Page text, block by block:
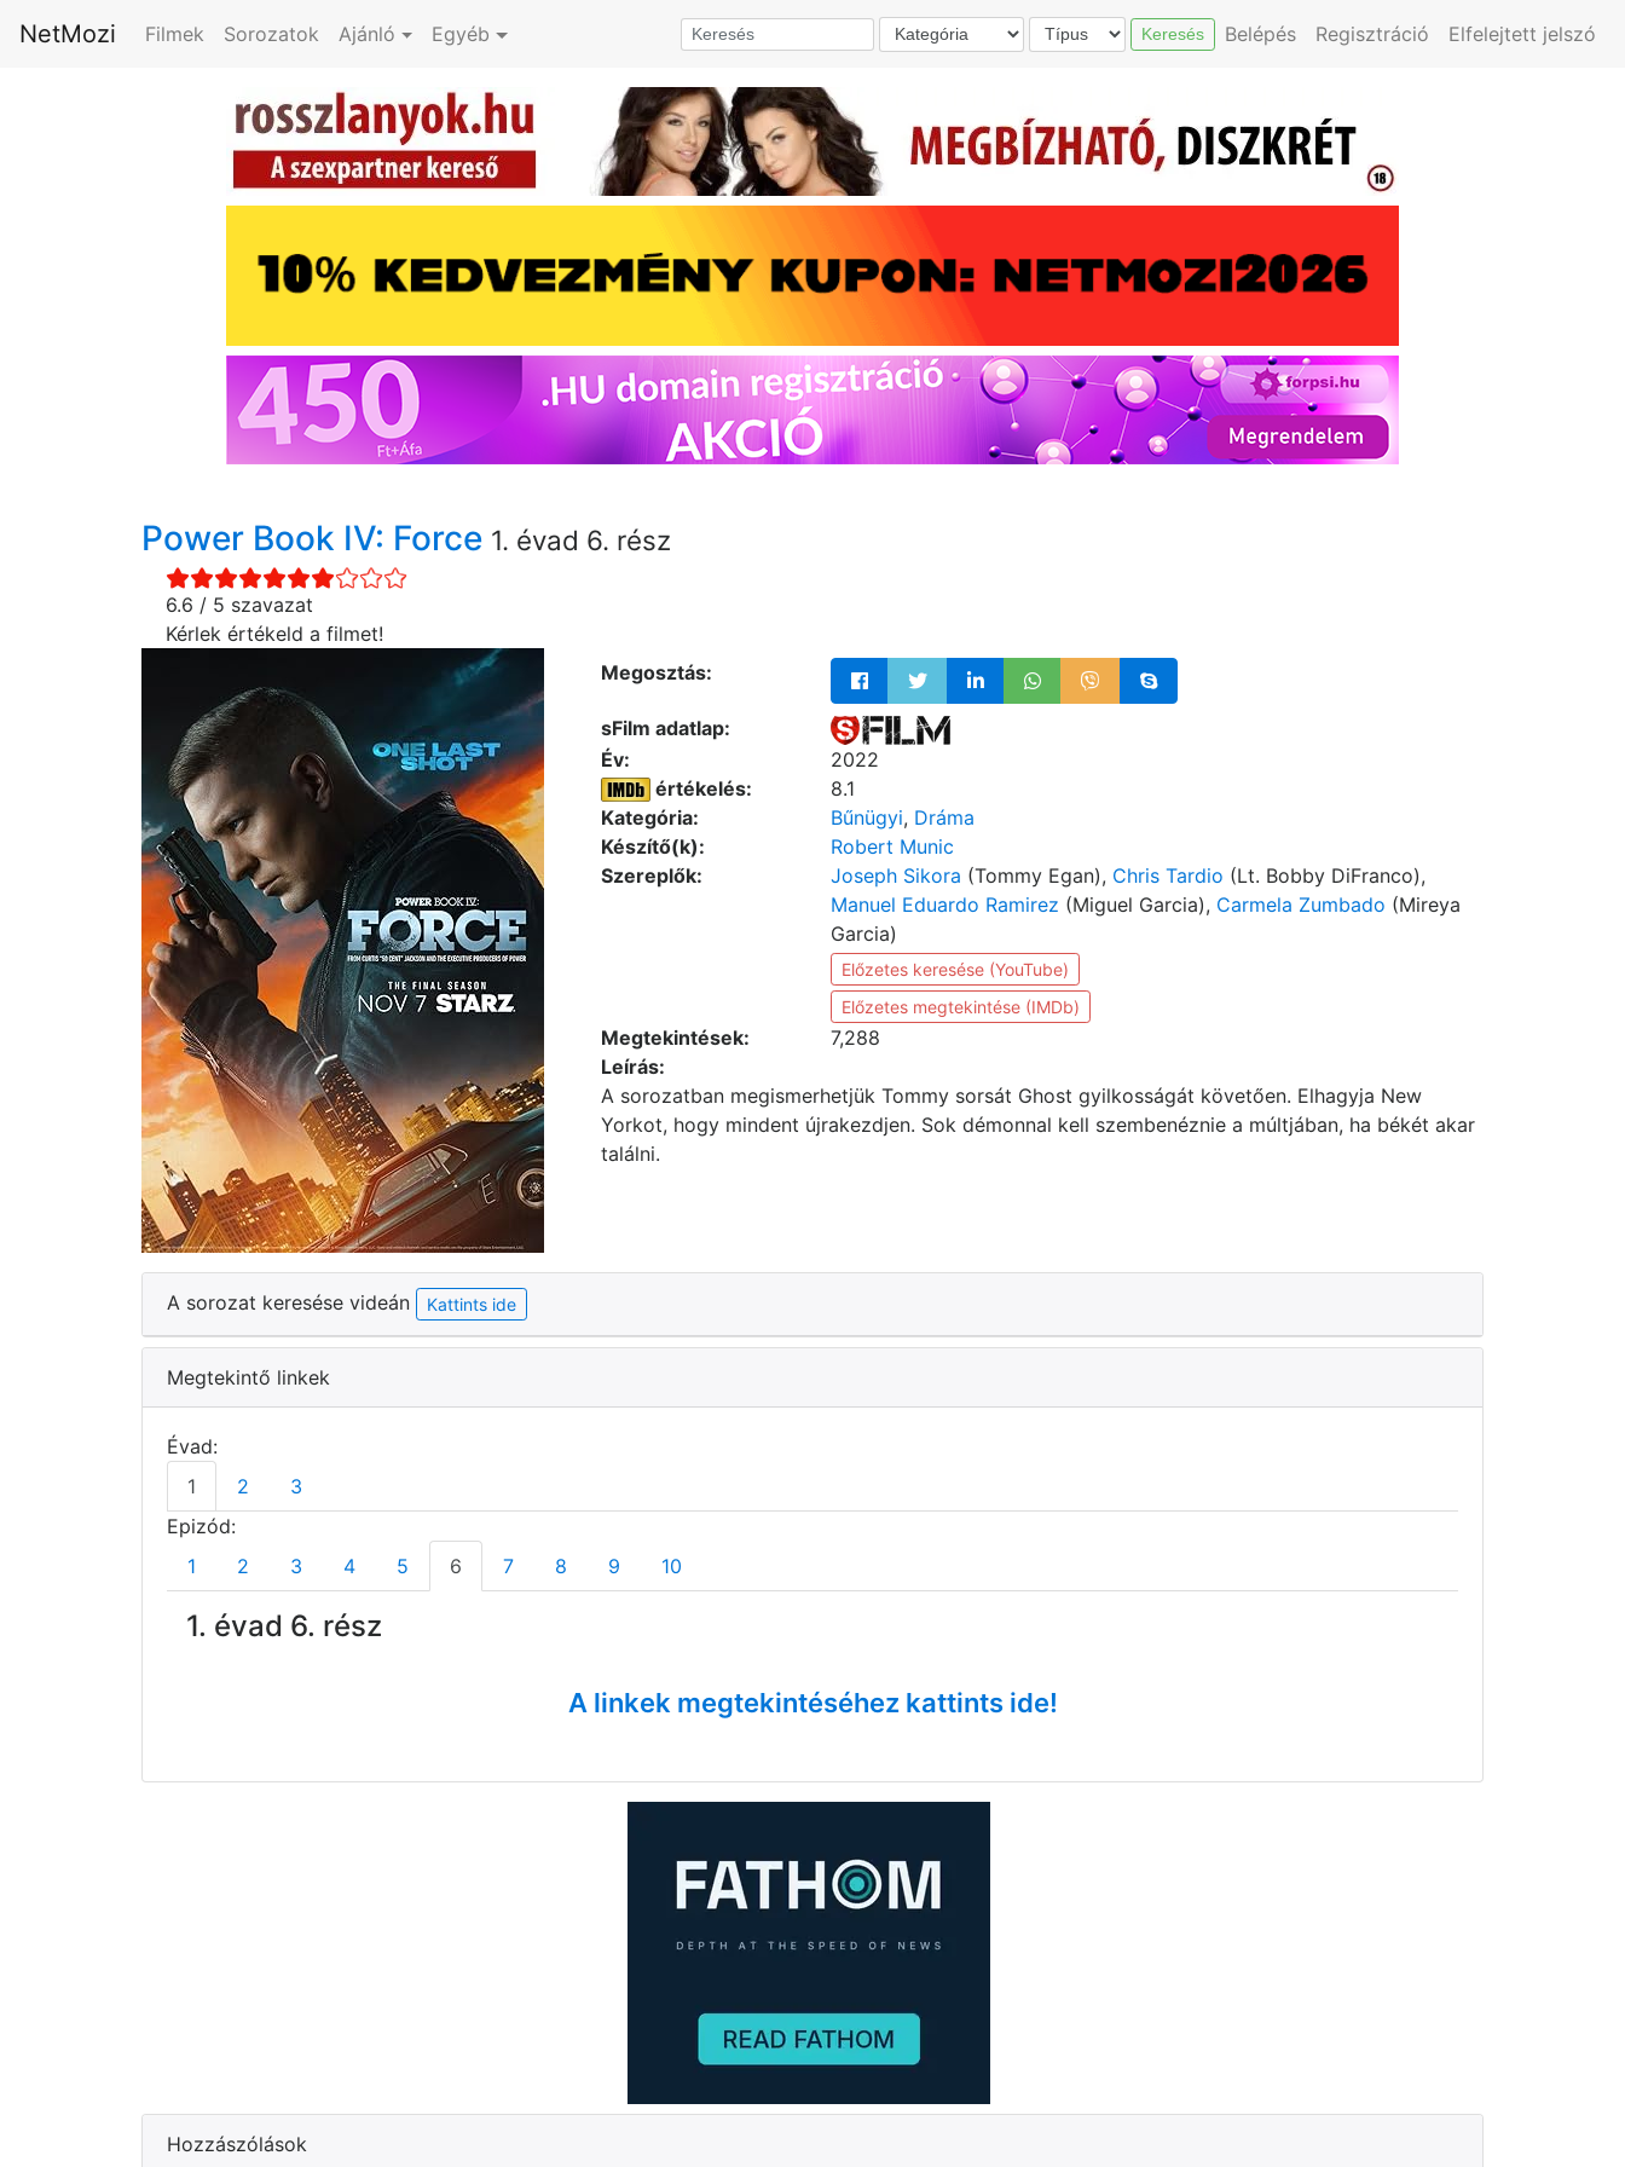
NetMozi Filmek Sorozatok Ajánló Egyéb Keresés Belépés Regisztráció Elfelejtett jelszó
Power Book IV: Force 1. évad 6. rész
6.6 / 5 szavazat
Kérlek értékeld a filmet!
Megosztás:
sFilm adatlap:
Év:
2022
értékelés:
8.1
Kategória:
Bűnügyi, Dráma
Készítő(k):
Robert Munic
Szereplők:
Joseph Sikora (Tommy Egan), Chris Tardio (Lt. Bobby DiFranco),
Manuel Eduardo Ramirez (Miguel Garcia), Carmela Zumbado (Mireya
Garcia)
Előzetes keresése (YouTube)
Előzetes megtekintése (IMDb)
Megtekintések:
7,288
Leírás:
A sorozatban megismerhetjük Tommy sorsát Ghost gyilkosságát követően. Elhagyja New
Yorkot, hogy mindent újrakezdjen. Sok démonnal kell szembenéznie a múltjában, ha békét akar
találni.
A sorozat keresése videán Kattints ide
Megtekintő linkek
Évad:
1
2
3
Epizód:
1
2 3 4 5 6 7 8 9 10
1. évad 6. rész
A linkek megtekintéséhez kattints ide!
Hozzászólások